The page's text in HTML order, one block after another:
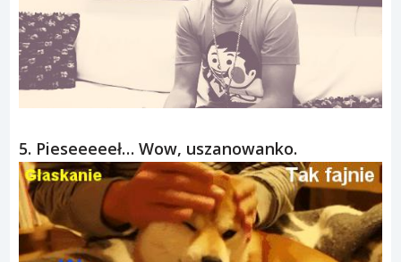
5. Pieseeeeeł… Wow, uszanowanko.